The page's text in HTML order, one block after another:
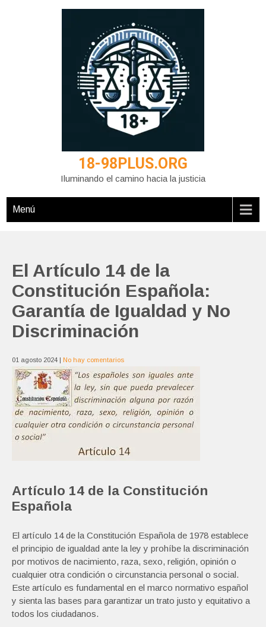
18-98PLUS.ORG
Iluminando el camino hacia la justicia
Menú
El Artículo 14 de la
Constitución Española:
Garantía de Igualdad y No
Discriminación
01 agosto 2024 | No hay comentarios
Artículo 14 de la Constitución
Española
El artículo 14 de la Constitución Española de 1978 establece
el principio de igualdad ante la ley y prohíbe la discriminación
por motivos de nacimiento, raza, sexo, religión, opinión o
cualquier otra condición o circunstancia personal o social.
Este artículo es fundamental en el marco normativo español
y sienta las bases para garantizar un trato justo y equitativo a
todos los ciudadanos.